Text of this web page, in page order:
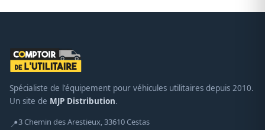
Spécialiste de l'équipement pour véhicules utilitaires depuis 2010.
Un site de MJP Distribution.
📍3 Chemin des Arestieux, 33610 Cestas